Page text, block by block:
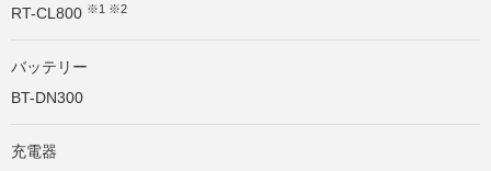
RT-CL800 ※1 ※2
バッテリー
BT-DN300
充電器